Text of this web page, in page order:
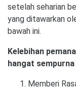
setelah seharian
yang ditawarkan
bawah ini.
Kelebihan
hangat sempurna
Memberi